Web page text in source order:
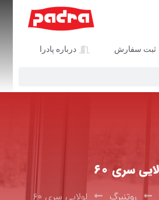
ثبت سفارش درباره پادرا
سری ۶۰
روتنبرگ لولایی سری ۶۰